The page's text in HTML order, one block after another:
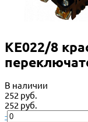
КЕ022/8
В наличии
252 руб.
252 руб.
-